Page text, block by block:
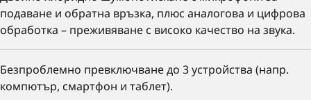
подаване и обратна връзка, плюс аналогова и цифрова
обработка – преживяване с високо качество на звука.
Безпроблемно превключване до 3 устройства (напр.
компютър, смартфон и таблет).